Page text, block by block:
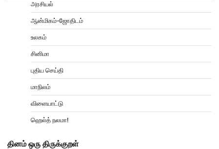
அரசியல்
ஆன்மிகம்-ஜோதிடம்
உலகம்
சினிமா
புதிய செய்தி
மாநிலம்
விளையாட்டு
ஹெல்த் நலமா!
தினம் ஒரு திருக்குறள்